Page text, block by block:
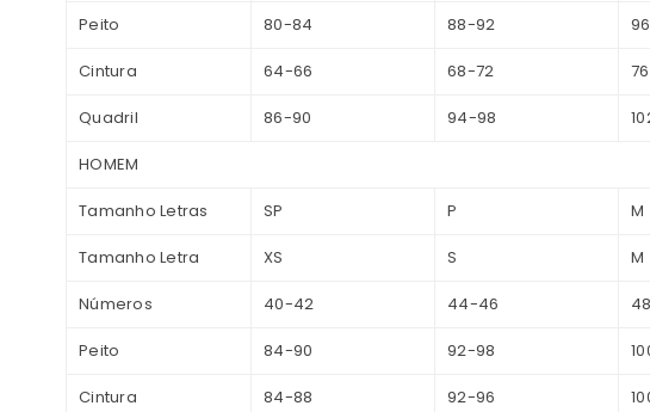
Peito 80-84 88-92
Cintura 64-66 68-72
Quadril 86-90 94-98
HOMEM
Tamanho Letras SP P M
Tamanho Letra XS S M
Números 40-42 44-46
Peito 84-90 92-98
Cintura 84-88 92-96